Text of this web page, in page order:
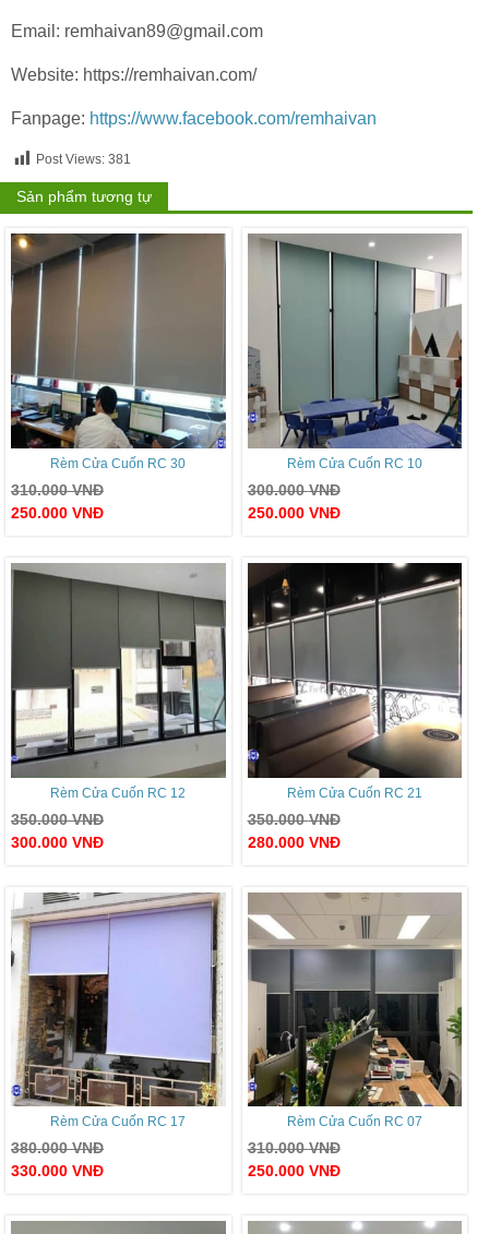
Email: remhaivan89@gmail.com
Website: https://remhaivan.com/
Fanpage: https://www.facebook.com/remhaivan
Post Views: 381
Sản phẩm tương tự
Rèm Cửa Cuốn RC 30
310.000VNĐ
250.000 VNĐ
Rèm Cửa Cuốn RC 10
300.000VNĐ
250.000 VNĐ
Rèm Cửa Cuốn RC 12
350.000VNĐ
300.000 VNĐ
Rèm Cửa Cuốn RC 21
350.000VNĐ
280.000 VNĐ
Rèm Cửa Cuốn RC 17
380.000VNĐ
330.000 VNĐ
Rèm Cửa Cuốn RC 07
310.000VNĐ
250.000 VNĐ